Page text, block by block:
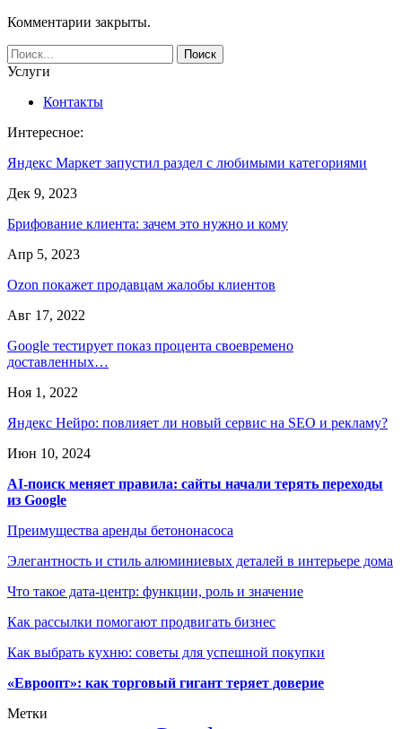
Комментарии закрыты.
Услуги
Контакты
Интересное:
Яндекс Маркет запустил раздел с любимыми категориями
Дек 9, 2023
Брифование клиента: зачем это нужно и кому
Апр 5, 2023
Ozon покажет продавцам жалобы клиентов
Авг 17, 2022
Google тестирует показ процента своевремено
доставленных…
Ноя 1, 2022
Яндекс Нейро: повлияет ли новый сервис на SEO и рекламу?
Июн 10, 2024
AI-поиск меняет правила: сайты начали терять переходы
из Google
Преимущества аренды бетононасоса
Элегантность и стиль алюминиевых деталей в интерьере дома
Что такое дата-центр: функции, роль и значение
Как рассылки помогают продвигать бизнес
Как выбрать кухню: советы для успешной покупки
«Евроопт»: как торговый гигант теряет доверие
Метки